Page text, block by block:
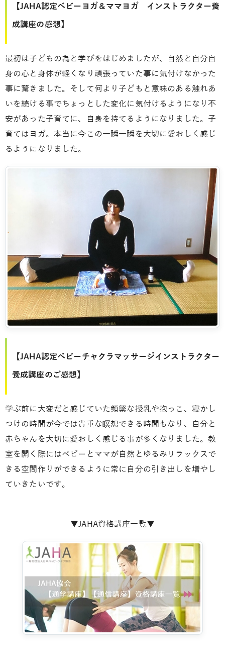
【JAHA認定ベビーヨガ＆ママヨガ インストラクター養
成講座の感想】
最初は子どもの為と学びをはじめましたが、自然と自分自
身の心と身体が軽くなり頑張っていた事に気付けなかった
事に驚きました。そして何より子どもと意味のある触れあ
いを続ける事でちょっとした変化に気付けるようになり不
安があった子育てに、自身を持てるようになりました。子
育てはヨガ。本当に今この一瞬一瞬を大切に愛おしく感じ
るようになりました。
【JAHA認定ベビーチャクラマッサージインストラクター
養成講座のご感想】
学ぶ前に大変だと感じていた頻繁な授乳や抱っこ、寝かし
つけの時間が今では貴重な瞑想できる時間もなり、自分と
赤ちゃんを大切に愛おしく感じる事が多くなりました。教
室を開く際にはベビーとママが自然とゆるみリラックスで
きる空間作りができるように常に自分の引き出しを増やし
ていきたいです。
▼JAHA資格講座一覧▼